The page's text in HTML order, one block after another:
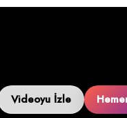
Videoyu İzle